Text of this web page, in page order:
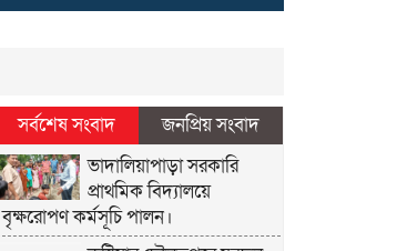
সর্বশেষ সংবাদ
জনপ্রিয় সংবাদ
ভাদালিয়াপাড়া সরকারি
প্রাথমিক বিদ্যালয়ে
বৃক্ষরোপণ কর্মসূচি পালন।